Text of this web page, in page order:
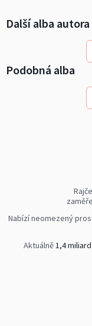
Další alba autora
Podobná alba
Nabízí neomezený
Aktuálně1,4